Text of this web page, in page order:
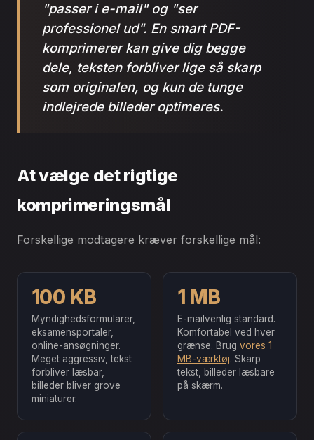
"passer i e-mail" og "ser
professionel ud". En smart PDF-
komprimerer kan give dig begge
dele, teksten forbliver lige så skarp
som originalen, og kun de tunge
indlejrede billeder optimeres.
At vælge det rigtige
komprimeringsmål
Forskellige modtagere kræver forskellige mål:
100 KB
Myndighedsformularer,
eksamensportaler,
online-ansøgninger.
Meget aggressiv, tekst
forbliver læsbar,
billeder bliver grove
miniaturer.
1 MB
E-mailvenlig standard.
Komfortabel ved hver
grænse. Brug vores 1
MB-værktøj. Skarp
tekst, billeder læsbare
på skærm.